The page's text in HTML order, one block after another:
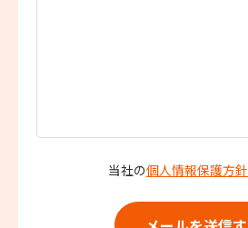
当社の個人情報保護方針